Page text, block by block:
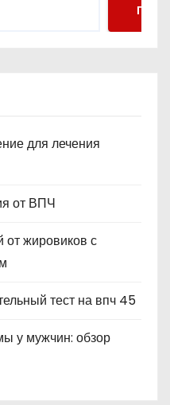
Поиск
для лечения
от ВПЧ
жировиков с
тест на впч 45
у мужчин: обзор